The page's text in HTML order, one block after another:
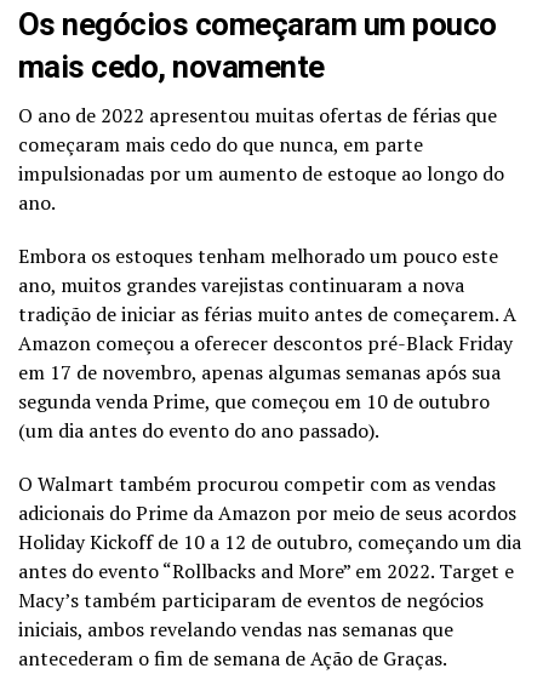
Os negócios começaram um pouco
mais cedo, novamente
O ano de 2022 apresentou muitas ofertas de férias que
começaram mais cedo do que nunca, em parte
impulsionadas por um aumento de estoque ao longo do
ano.
Embora os estoques tenham melhorado um pouco este
ano, muitos grandes varejistas continuaram a nova
tradição de iniciar as férias muito antes de começarem. A
Amazon começou a oferecer descontos pré-Black Friday
em 17 de novembro, apenas algumas semanas após sua
segunda venda Prime, que começou em 10 de outubro
(um dia antes do evento do ano passado).
O Walmart também procurou competir com as vendas
adicionais do Prime da Amazon por meio de seus acordos
Holiday Kickoff de 10 a 12 de outubro, começando um dia
antes do evento “Rollbacks and More” em 2022. Target e
Macy’s também participaram de eventos de negócios
iniciais, ambos revelando vendas nas semanas que
antecederam o fim de semana de Ação de Graças.